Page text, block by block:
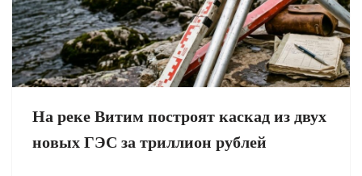
На реке Витим построят каскад из двух
новых ГЭС за триллион рублей